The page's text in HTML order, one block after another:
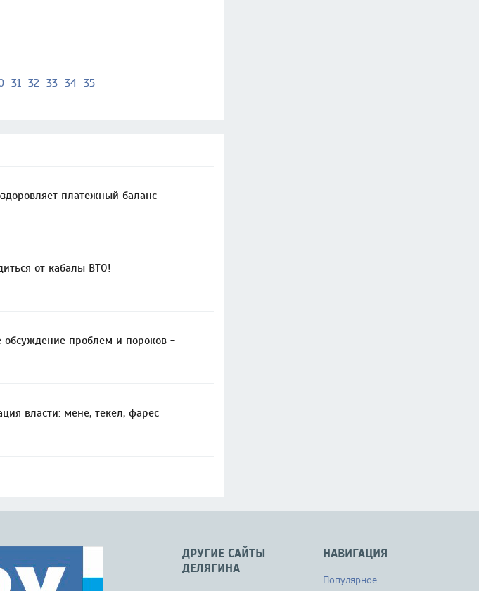
31 32 33 34 35
платежный баланс
от кабалы ВТО!
обсуждение проблем и пороков -
власти: мене, текел, фарес
НАВИГАЦИЯ
Популярное
ДРУГИЕ САЙТЫ
ДЕЛЯГИНА